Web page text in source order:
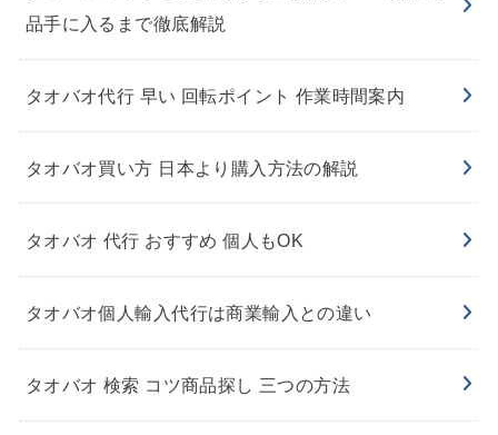
品手に入るまで徹底解説
タオバオ代行 早い 回転ポイント 作業時間案内
タオバオ買い方 日本より購入方法の解説
タオバオ 代行 おすすめ 個人もOK
タオバオ個人輸入代行は商業輸入との違い
タオバオ 検索 コツ商品探し 三つの方法